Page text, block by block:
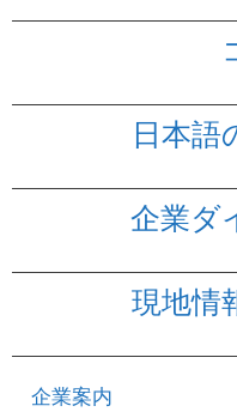
日本語
企業ダ
現地情
企業案内